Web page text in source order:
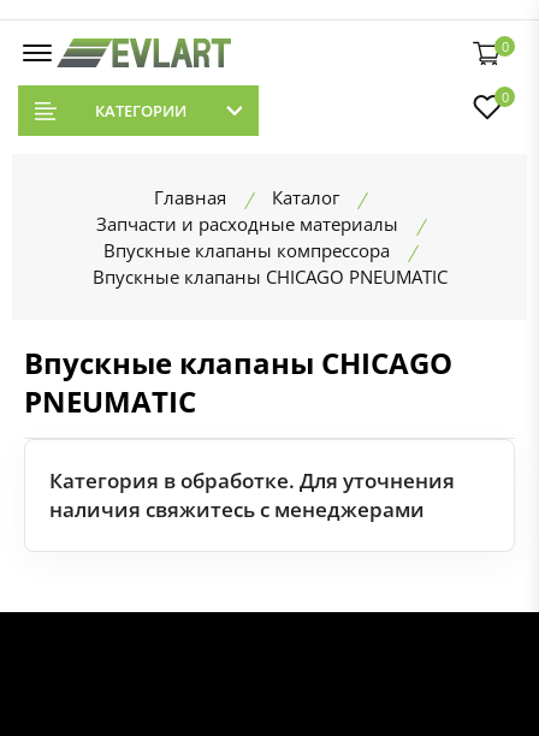
0
КАТЕГОРИИ
0
Главная
Каталог
Запчасти и расходные материалы
Впускные клапаны компрессора
Впускные клапаны CHICAGO PNEUMATIC
Впускные клапаны CHICAGO
PNEUMATIC
Категория в обработке. Для уточнения
наличия свяжитесь с менеджерами